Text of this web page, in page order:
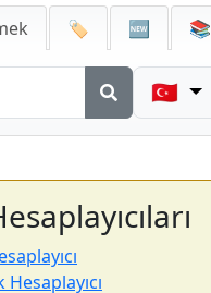
🏷️ 🆕 📚
🇹🇷